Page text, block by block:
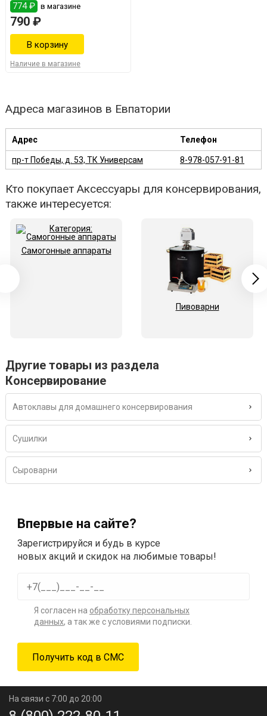
774 ₽ в магазине
790 ₽
Наличие в магазине
Адреса магазинов в Евпатории
Адрес Телефон
пр-т Победы, д. 53, ТК Универсам 8-978-057-91-81
Кто покупает Аксессуары для консервирования,
также интересуется:
Самогонные аппараты
Пивоварни
Другие товары из раздела
Консервирование
Автоклавы для домашнего консервирования
Сушилки
Сыроварни
Впервые на сайте?
Зарегистрируйся и будь в курсе
новых акций и скидок на любимые товары!
Я согласен на обработку персональных
данных, а так же с условиями подписки.
На связи с 7:00 до 20:00